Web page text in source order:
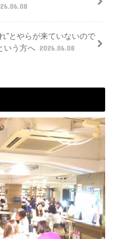
”とやらが来ていないので
いう方へ 2026.06.08